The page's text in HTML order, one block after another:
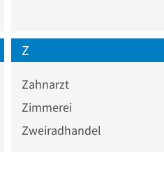
Z
Zahnarzt
Zimmerei
Zweiradhandel